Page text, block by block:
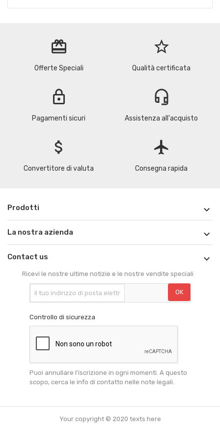
redeem
Offerte Speciali
star_border
Qualità certificata
lock
Pagamenti sicuri
headset_mic
Assistenza all'acquisto
attach_money
Convertitore di valuta
flight
Consegna rapida
Prodotti 
La nostra azienda 
Contact us 
Ricevi le nostre ultime notizie e le nostre vendite speciali
Controllo di sicurezza
Puoi annullare l'iscrizione in ogni momenti. A questo
scopo, cerca le info di contatto nelle note legali.
Your copyright © 2020 texts here